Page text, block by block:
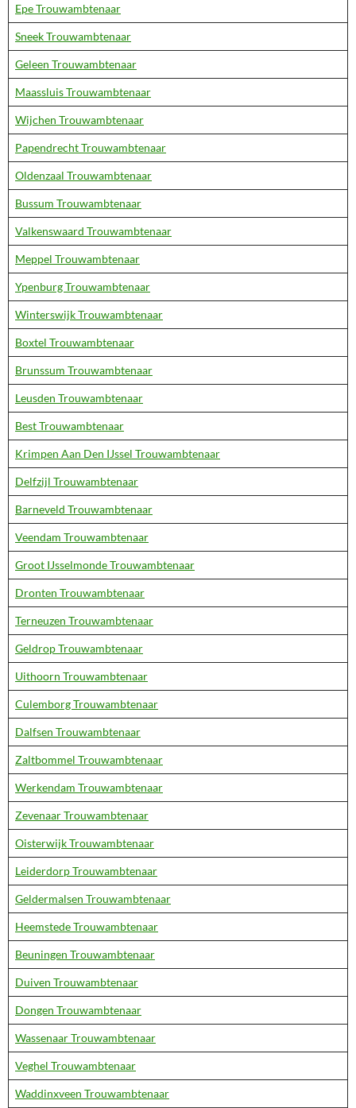
Epe Trouwambtenaar
Sneek Trouwambtenaar
Geleen Trouwambtenaar
Maassluis Trouwambtenaar
Wijchen Trouwambtenaar
Papendrecht Trouwambtenaar
Oldenzaal Trouwambtenaar
Bussum Trouwambtenaar
Valkenswaard Trouwambtenaar
Meppel Trouwambtenaar
Ypenburg Trouwambtenaar
Winterswijk Trouwambtenaar
Boxtel Trouwambtenaar
Brunssum Trouwambtenaar
Leusden Trouwambtenaar
Best Trouwambtenaar
Krimpen Aan Den IJssel Trouwambtenaar
Delfzijl Trouwambtenaar
Barneveld Trouwambtenaar
Veendam Trouwambtenaar
Groot IJsselmonde Trouwambtenaar
Dronten Trouwambtenaar
Terneuzen Trouwambtenaar
Geldrop Trouwambtenaar
Uithoorn Trouwambtenaar
Culemborg Trouwambtenaar
Dalfsen Trouwambtenaar
Zaltbommel Trouwambtenaar
Werkendam Trouwambtenaar
Zevenaar Trouwambtenaar
Oisterwijk Trouwambtenaar
Leiderdorp Trouwambtenaar
Geldermalsen Trouwambtenaar
Heemstede Trouwambtenaar
Beuningen Trouwambtenaar
Duiven Trouwambtenaar
Dongen Trouwambtenaar
Wassenaar Trouwambtenaar
Veghel Trouwambtenaar
Waddinxveen Trouwambtenaar